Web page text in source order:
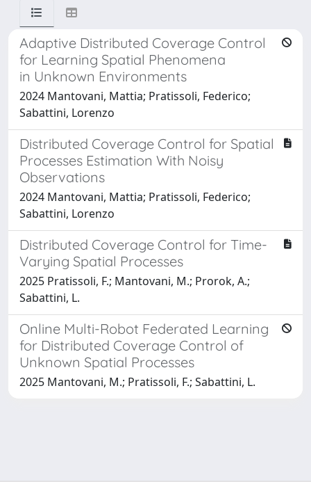
Adaptive Distributed Coverage Control
for Learning Spatial Phenomena
in Unknown Environments
2024 Mantovani, Mattia; Pratissoli, Federico;
Sabattini, Lorenzo
Distributed Coverage Control for Spatial
Processes Estimation With Noisy
Observations
2024 Mantovani, Mattia; Pratissoli, Federico;
Sabattini, Lorenzo
Distributed Coverage Control for Time-
Varying Spatial Processes
2025 Pratissoli, F.; Mantovani, M.; Prorok, A.;
Sabattini, L.
Online Multi-Robot Federated Learning
for Distributed Coverage Control of
Unknown Spatial Processes
2025 Mantovani, M.; Pratissoli, F.; Sabattini, L.